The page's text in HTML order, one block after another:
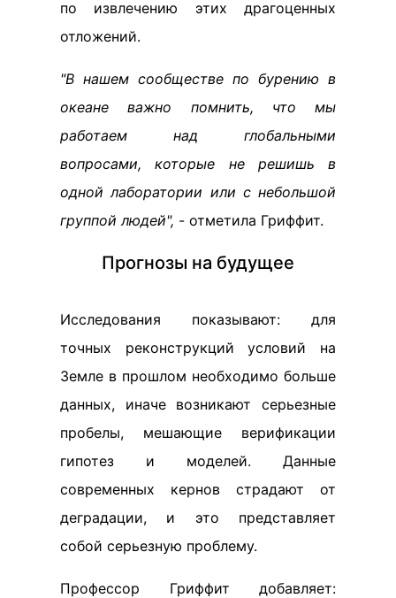
по извлечению этих драгоценных
отложений.
"В нашем сообществе по бурению в
океане важно помнить, что мы
работаем над глобальными
вопросами, которые не решишь в
одной лаборатории или с небольшой
группой людей", - отметила Гриффит.
Прогнозы на будущее
Исследования показывают: для
точных реконструкций условий на
Земле в прошлом необходимо больше
данных, иначе возникают серьезные
пробелы, мешающие верификации
гипотез и моделей. Данные
современных кернов страдают от
деградации, и это представляет
собой серьезную проблему.
Профессор Гриффит добавляет: